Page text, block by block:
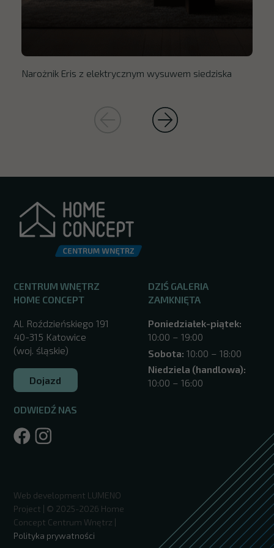
Narożnik Eris z elektrycznym wysuwem siedziska
CENTRUM WNĘTRZ
HOME CONCEPT
Al. Roździeńskiego 191
40-315 Katowice
(woj. śląskie)
Dojazd
ODWIEDŹ NAS
DZIŚ GALERIA
ZAMKNIĘTA
Poniedziałek-piątek:
10:00 – 19:00
Sobota: 10:00 – 18:00
Niedziela (handlowa):
10:00 – 16:00
Web development LUMENO
Project | © 2025-2026 Home
Concept Centrum Wnętrz |
Polityka prywatności